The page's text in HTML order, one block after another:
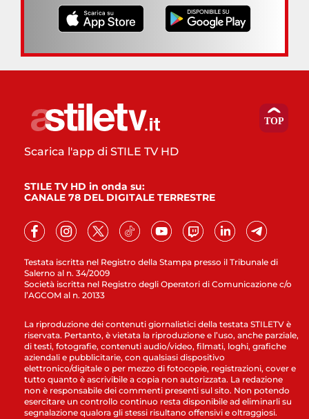
Testata iscritta nel Registro della Stampa presso il Tribunale di
Salerno al n. 34/2009
Società iscritta nel Registro degli Operatori di Comunicazione c/o
l’AGCOM al n. 20133
Scarica l'app di STILE TV HD
STILE TV HD in onda su:
CANALE 78 DEL DIGITALE TERRESTRE
La riproduzione dei contenuti giornalistici della testata STILETV è
riservata. Pertanto, è vietata la riproduzione e l’uso, anche parziale,
di testi, fotografie, contenuti audio/video, filmati, loghi, grafiche
aziendali e pubblicitarie, con qualsiasi dispositivo
elettronico/digitale o per mezzo di fotocopie, registrazioni, cover e
tutto quanto è ascrivibile a copia non autorizzata. La redazione
non è responsabile dei commenti presenti sul sito. Non potendo
esercitare un controllo continuo resta disponibile ad eliminarli su
segnalazione qualora gli stessi risultano offensivi e oltraggiosi.